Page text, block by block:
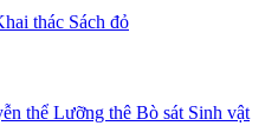
thác Sách đỏ
thể Lưỡng thê Bò sát Sinh vật